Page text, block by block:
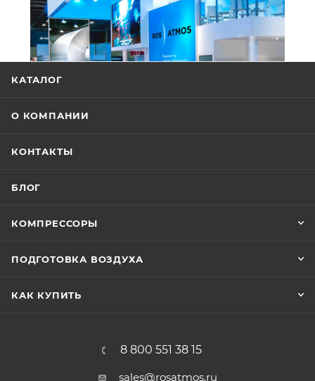
КАТАЛОГ
О КОМПАНИИ
КОНТАКТЫ
БЛОГ
КОМПРЕССОРЫ
ПОДГОТОВКА ВОЗДУХА
КАК КУПИТЬ
8 800 551 38 15
sales@rosatmos.ru